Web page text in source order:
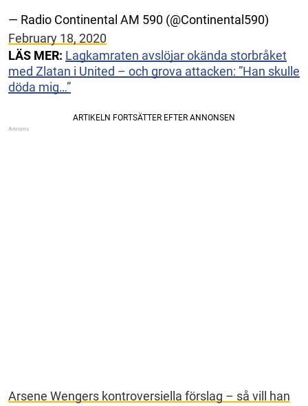
— Radio Continental AM 590 (@Continental590)
February 18, 2020
LÄS MER: Lagkamraten avslöjar okända storbråket
med Zlatan i United – och grova attacken: ”Han skulle
döda mig…”
Arsene Wengers kontroversiella förslag – så vill han